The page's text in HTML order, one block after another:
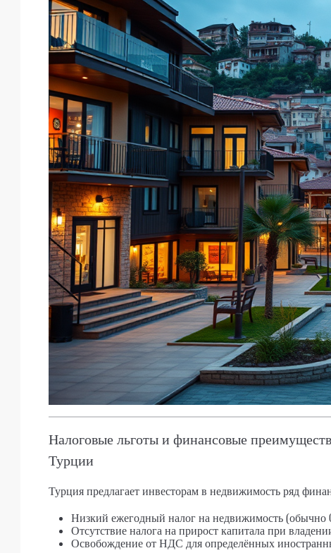
Налоговые льготы и финансовые
Турции
Турция предлагает инвесторам в недвижимость ряд
Низкий ежегодный налог на недвижимость (обычно
Отсутствие налога на прирост капитала при
Освобождение от НДС для определённых